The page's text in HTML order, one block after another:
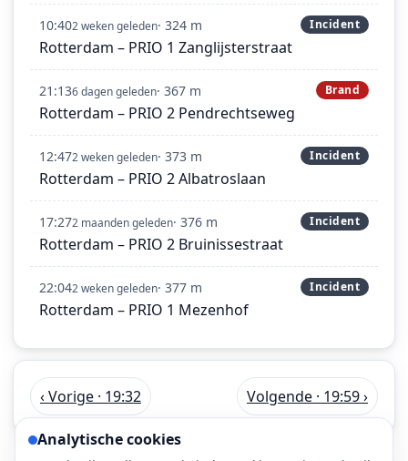
10:402 weken geleden· 324 m Incident
Rotterdam – PRIO 1 Zanglijsterstraat
21:136 dagen geleden· 367 m Brand
Rotterdam – PRIO 2 Pendrechtseweg
12:472 weken geleden· 373 m Incident
Rotterdam – PRIO 2 Albatroslaan
17:272 maanden geleden· 376 m Incident
Rotterdam – PRIO 2 Bruinissestraat
22:042 weken geleden· 377 m Incident
Rotterdam – PRIO 1 Mezenhof
‹ Vorige · 19:32 Volgende · 19:59 ›
Analytische cookies